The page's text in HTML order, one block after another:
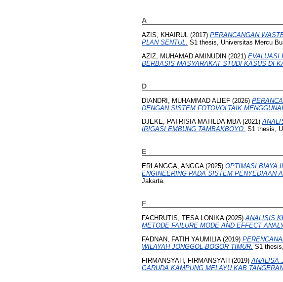
A
AZIS, KHAIRUL (2017) PERANCANGAN
PLAN SENTUL. S1 thesis, Universitas Mercu
AZIZ, MUHAMAD AMINUDIN (2021) EVALUASI
BERBASIS MASYARAKAT STUDI KASUS DI
D
DIANDRI, MUHAMMAD ALIEF (2026)
DENGAN SISTEM FOTOVOLTAIK
DJEKE, PATRISIA MATILDA MBA(2021)
IRIGASI EMBUNG TAMBAKBOYO. S1 thesis,
E
ERLANGGA, ANGGA(2025) OPTIMASI BIAYA
ENGINEERING PADA SISTEM PENYEDIAAN
Jakarta.
F
FACHRUTIS, TESA LONIKA(2025)ANALISIS
METODE FAILURE MODE AND EFFECT
FADNAN, FATIH YAUMILIA(2019)
WILAYAH JONGGOL-BOGOR TIMUR. S1
FIRMANSYAH, FIRMANSYAH (2019) ANALISA
GARUDA KAMPUNG MELAYU KAB